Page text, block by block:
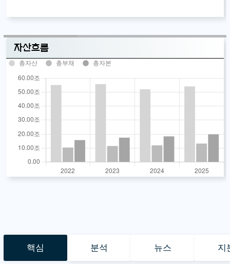
자산흐름
총자산 총부채 총자본
핵심 분석 뉴스 지